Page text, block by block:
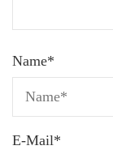
Name*
E-Mail*